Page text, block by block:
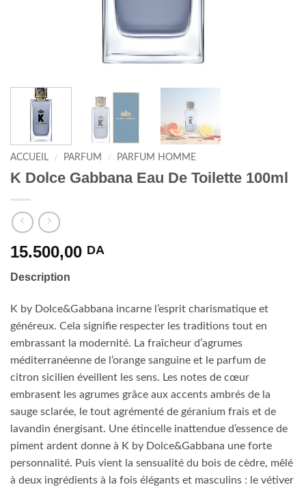
ACCUEIL / PARFUM / PARFUM HOMME
K Dolce Gabbana Eau De Toilette 100ml
15.500,00 DA
Description
K by Dolce&Gabbana incarne l’esprit charismatique et
généreux. Cela signifie respecter les traditions tout en
embrassant la modernité. La fraîcheur d’agrumes
méditerranéenne de l’orange sanguine et le parfum de
citron sicilien éveillent les sens. Les notes de cœur
embrasent les agrumes grâce aux accents ambrés de la
sauge sclarée, le tout agrémenté de géranium frais et de
lavandin énergisant. Une étincelle inattendue d’essence de
piment ardent donne à K by Dolce&Gabbana une forte
personnalité. Puis vient la sensualité du bois de cèdre, mêlé
à deux ingrédients à la fois élégants et masculins : le vétiver